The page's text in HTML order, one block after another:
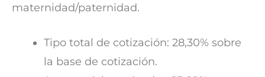
maternidad/paternidad.
Tipo total de cotización: 28,30% sobre
la base de cotización.